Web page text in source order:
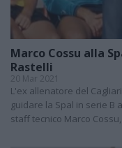
Marco Cossu alla
Rastelli
20 Mar 2021
L'ex allenatore del
guidare la Spal in serie B
staff tecnico Marco